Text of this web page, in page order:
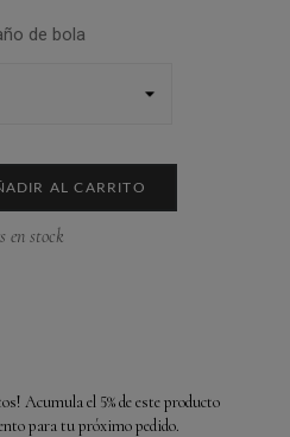
de bola
AL CARRITO
en stock
Acumula el 5% de este producto
para tu próximo pedido.